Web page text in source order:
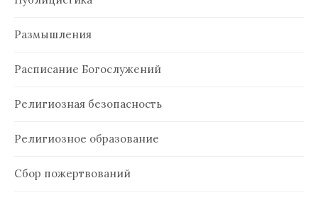
Размышления
Расписание Богослужений
Религиозная безопасность
Религиозное образование
Сбор пожертвований